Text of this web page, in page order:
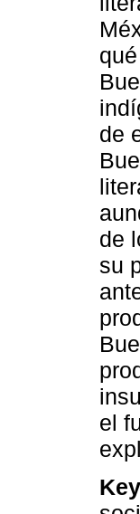
de
de
su
el